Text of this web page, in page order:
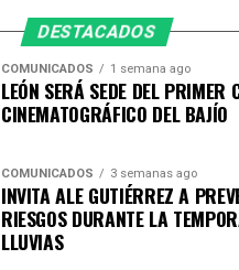
DESTACADOS
COMUNICADOS 1 semana ago
LEÓN SERÁ SEDE DEL PRIMER
CINEMATOGRÁFICO DEL BAJÍO
COMUNICADOS 3 semanas ago
INVITA ALE GUTIÉRREZ A
RIESGOS DURANTE LA
LLUVIAS